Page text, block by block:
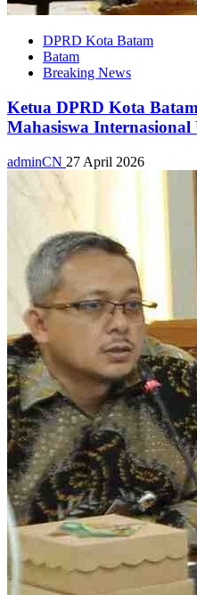
DPRD Kota Batam
Batam
Breaking News
Ketua DPRD Kota
Mahasiswa
adminCN 27 April 2026